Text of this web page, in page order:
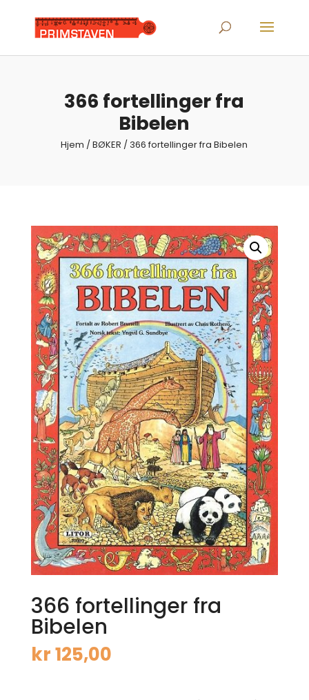
search
366 fortellinger fra
Bibelen
Hjem /BØKER / 366 fortellinger fra Bibelen
366 fortellinger fra
Bibelen
kr125,00